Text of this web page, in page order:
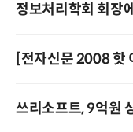
정보처리학회 회장
[전자신문 2008 핫
쓰리소프트, 9억원